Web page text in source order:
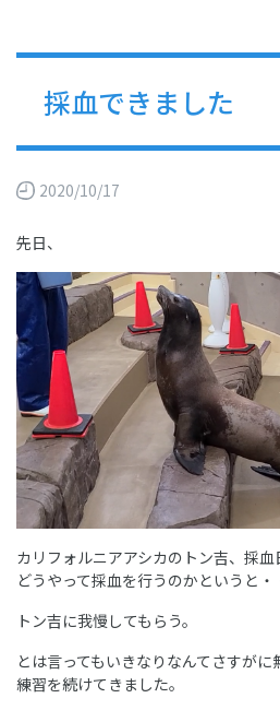
採血できました
2020/10/17
先日、
カリフォルニアアシカのトン吉、採血
どうやって採血を行うのかというと・
トン吉に我慢してもらう。
とは言ってもいきなりなんてさすがに
練習を続けてきました。